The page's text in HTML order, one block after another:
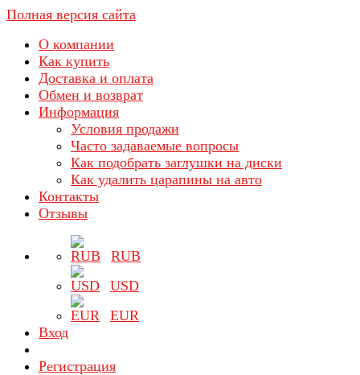
Полная версия сайта
О компании
Как купить
Доставка и оплата
Обмен и возврат
Информация
Условия продажи
Часто задаваемые вопросы
Как подобрать заглушки на диски
Как удалить царапины на авто
Контакты
Отзывы
RUB
USD
EUR
Вход
Регистрация